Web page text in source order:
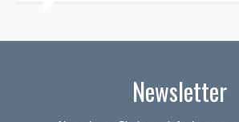
Newsletter